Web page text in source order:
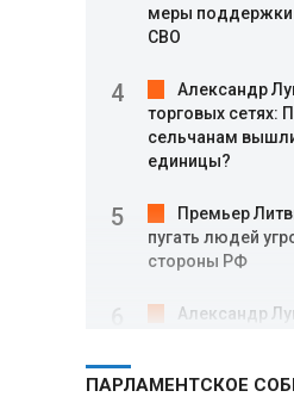
меры поддержки
СВО
Александр
торговых сетях:
сельчанам
единицы?
Премьер
пугать людей
стороны РФ
Александр
НАТО
ПАРЛАМЕНТСКОЕ